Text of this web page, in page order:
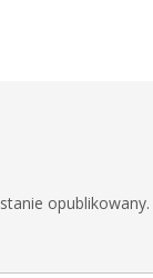
opublikowany.